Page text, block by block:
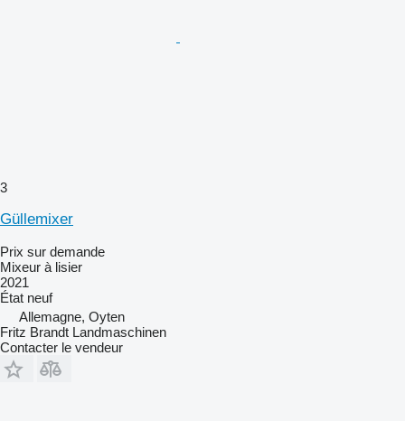
3
Güllemixer
Prix sur demande
Mixeur à lisier
2021
État neuf
Allemagne, Oyten
Fritz Brandt Landmaschinen
Contacter le vendeur